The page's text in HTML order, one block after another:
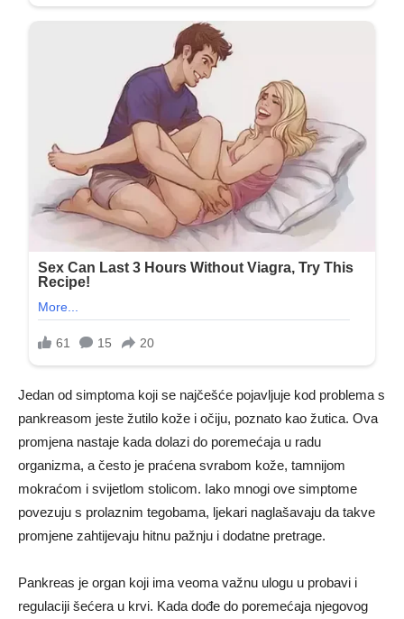
Jedan od simptoma koji se najčešće pojavljuje kod problema s
pankreasom jeste žutilo kože i očiju, poznato kao žutica. Ova
promjena nastaje kada dolazi do poremećaja u radu
organizma, a često je praćena svrabom kože, tamnijom
mokraćom i svijetlom stolicom. Iako mnogi ove simptome
povezuju s prolaznim tegobama, ljekari naglašavaju da takve
promjene zahtijevaju hitnu pažnju i dodatne pretrage.
Pankreas je organ koji ima veoma važnu ulogu u probavi i
regulaciji šećera u krvi. Kada dođe do poremećaja njegovog